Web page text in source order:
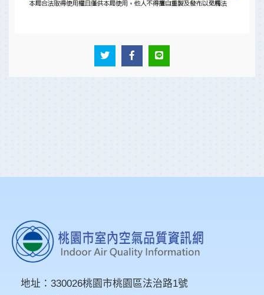
地址： 330026桃園市桃園區法治路1號